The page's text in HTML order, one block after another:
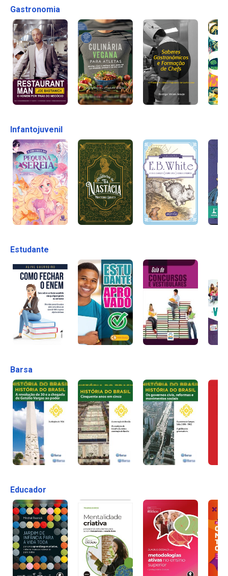
Gastronomia
Infantojuvenil
Estudante
Barsa
Educador